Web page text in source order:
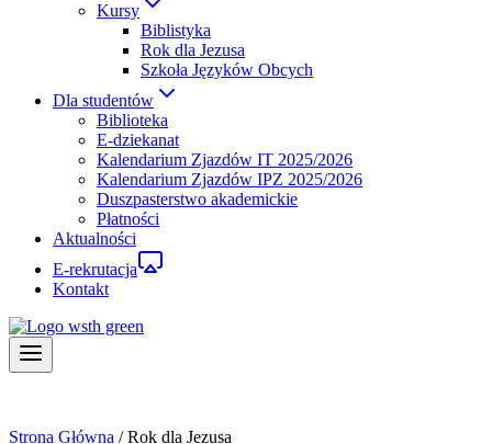
Kursy
Biblistyka
Rok dla Jezusa
Szkoła Języków Obcych
Dla studentów
Biblioteka
E-dziekanat
Kalendarium Zjazdów IT 2025/2026
Kalendarium Zjazdów IPZ 2025/2026
Duszpasterstwo akademickie
Płatności
Aktualności
E-rekrutacja
Kontakt
Strona Główna / Rok dla Jezusa